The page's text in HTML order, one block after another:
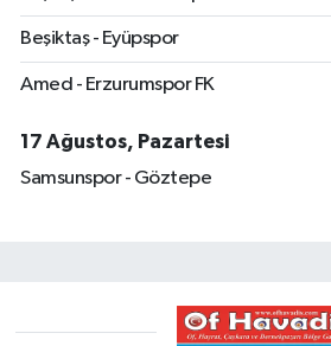
Beşiktaş - Eyüpspor
Amed - Erzurumspor FK
17 Ağustos, Pazartesi
Samsunspor - Göztepe